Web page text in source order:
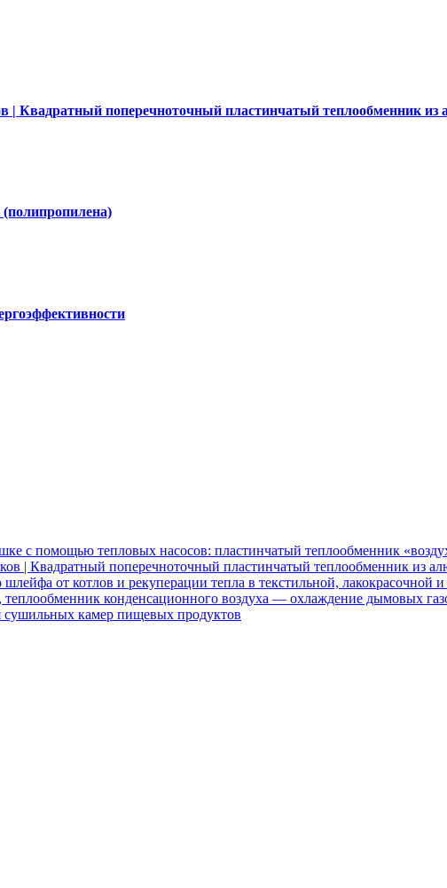
| Квадратный поперечноточный пластинчатый теплообменник из
с помощью тепловых насосов: пластинчатый теплообменник
| Квадратный поперечноточный пластинчатый теплообменник из
от котлов и рекуперации тепла в текстильной, лакокрасочной
конденсационного воздуха — охлаждение дымовых
сушильных камер пищевых продуктов